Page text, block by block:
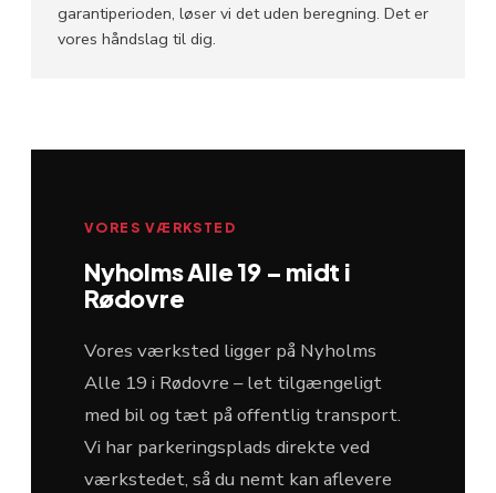
garantiperioden, løser vi det uden beregning. Det er
vores håndslag til dig.
VORES VÆRKSTED
Nyholms Alle 19 – midt i
Rødovre
Vores værksted ligger på Nyholms
Alle 19 i Rødovre – let tilgængeligt
med bil og tæt på offentlig transport.
Vi har parkeringsplads direkte ved
værkstedet, så du nemt kan aflevere